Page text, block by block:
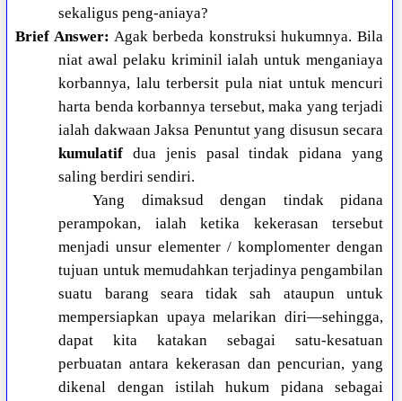
sekaligus peng-aniaya?
Brief Answer: Agak berbeda konstruksi hukumnya. Bila
niat awal pelaku kriminil ialah untuk menganiaya
korbannya, lalu terbersit pula niat untuk mencuri
harta benda korbannya tersebut, maka yang terjadi
ialah dakwaan Jaksa Penuntut yang disusun secara
kumulatif dua jenis pasal tindak pidana yang
saling berdiri sendiri.
Yang dimaksud dengan tindak pidana
perampokan, ialah ketika kekerasan tersebut
menjadi unsur elementer / komplomenter dengan
tujuan untuk memudahkan terjadinya pengambilan
suatu barang seara tidak sah ataupun untuk
mempersiapkan upaya melarikan diri—sehingga,
dapat kita katakan sebagai satu-kesatuan
perbuatan antara kekerasan dan pencurian, yang
dikenal dengan istilah hukum pidana sebagai